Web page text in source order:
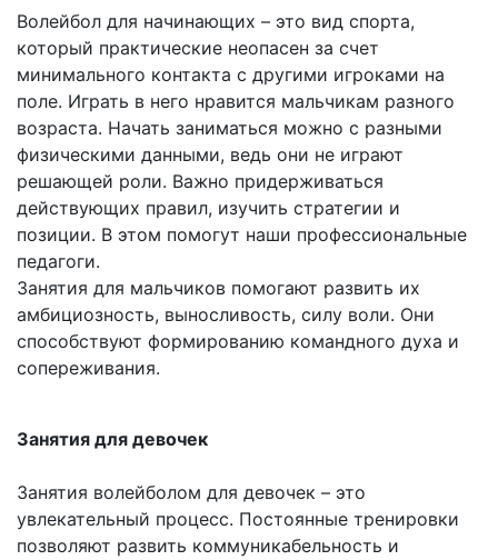
Волейбол для начинающих – это вид спорта,
который практические неопасен за счет
минимального контакта с другими игроками на
поле. Играть в него нравится мальчикам разного
возраста. Начать заниматься можно с разными
физическими данными, ведь они не играют
решающей роли. Важно придерживаться
действующих правил, изучить стратегии и
позиции. В этом помогут наши профессиональные
педагоги.
Занятия для мальчиков помогают развить их
амбициозность, выносливость, силу воли. Они
способствуют формированию командного духа и
сопереживания.
Занятия для девочек
Занятия волейболом для девочек – это
увлекательный процесс. Постоянные тренировки
позволяют развить коммуникабельность и